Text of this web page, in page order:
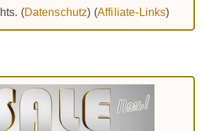
(Datenschutz) (Affiliate-Links)